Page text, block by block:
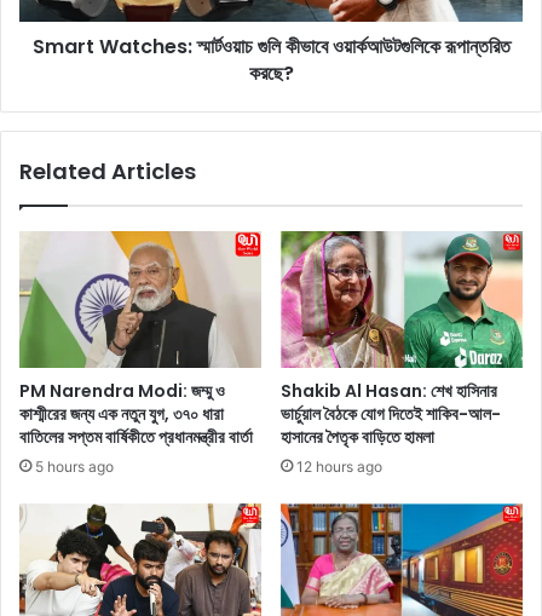
অ
স
র
জ
স
হ
জ
ফি
ট
নে
স
প
স
c
র্ট
লি
কী
ও
য়া
আ
উ
ট
লি
কে
Smart Watches: স্মার্টওয়াচ গুলি কীভাবে ওয়ার্কআউটগুলিকে রূপান্তরিত
করছে?
Related Articles
PM Narendra Modi: জম্মু ও
কাশ্মীরের জন্য এক নতুন যুগ, ৩৭০ ধারা
বাতিলের সপ্তম বার্ষিকীতে প্রধানমন্ত্রীর বার্তা
5 hours ago
Shakib Al Hasan: শেখ হাসিনার
ভার্চুয়াল বৈঠকে যোগ দিতেই শাকিব-আল-
হাসানের পৈতৃক বাড়িতে হামলা
12 hours ago